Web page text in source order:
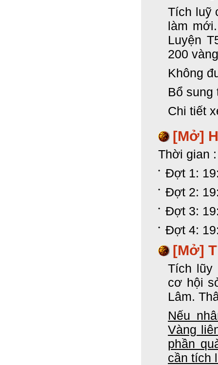
Tích luỹ
làm
Luyện
200
Không
Bổ sung
Chi tiết
[Mở]
Thời gian :
Đợt 1:
Đợt 2:
Đợt 3:
Đợt 4:
[Mở]
Tích lũy
cơ hội
Lâm.
Nếu
Vàng
phần
cần tích